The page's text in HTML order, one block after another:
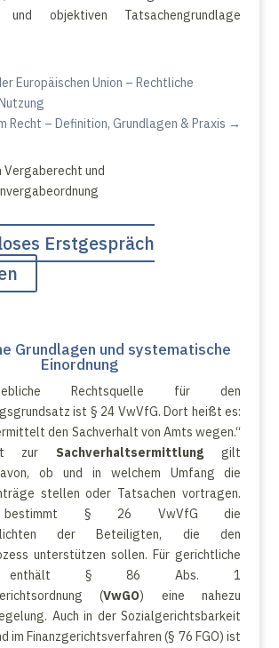
und objektiven Tatsachengrundlage
Europäischen Union – Rechtliche
Recht – Definition, Grundlagen & Praxis →
Erstgespräch
Grundlagen und systematische
Einordnung
Rechtsquelle für den
ist § 24 VwVfG. Dort heißt es:
den Sachverhalt von Amts wegen.“
zur Sachverhaltsermittlung gilt
ob und in welchem Umfang die
stellen oder Tatsachen vortragen.
bestimmt § 26 VwVfG die
der Beteiligten, die den
unterstützen sollen. Für gerichtliche
enthält § 86 Abs. 1
(VwGO) eine nahezu
Auch in der Sozialgerichtsbarkeit
im Finanzgerichtsverfahren (§ 76 FGO) ist